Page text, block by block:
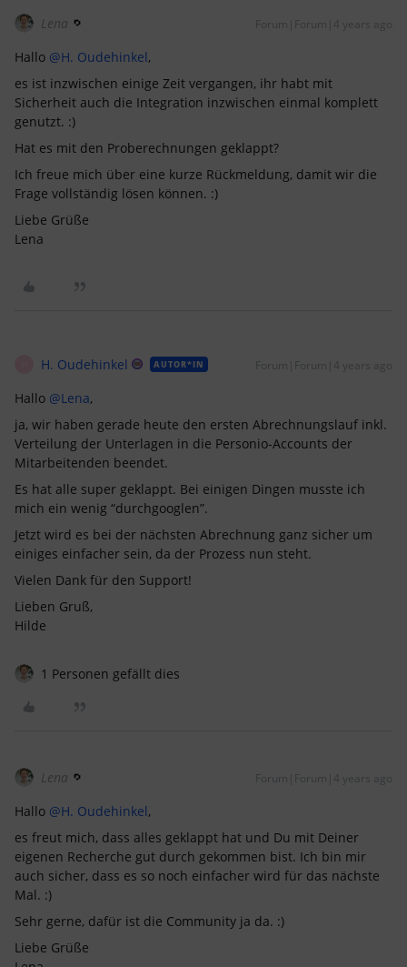
Lena Forum|Forum|4 years ago
Hallo @H. Oudehinkel,
es ist inzwischen einige Zeit vergangen, ihr habt mit
Sicherheit auch die Integration inzwischen einmal komplett
genutzt. :)
Hat es mit den Proberechnungen geklappt?
Ich freue mich über eine kurze Rückmeldung, damit wir die
Frage vollständig lösen können. :)
Liebe Grüße
Lena
H. Oudehinkel AUTOR*IN Forum|Forum|4 years ago
Hallo @Lena,
ja, wir haben gerade heute den ersten Abrechnungslauf inkl.
Verteilung der Unterlagen in die Personio-Accounts der
Mitarbeitenden beendet.
Es hat alle super geklappt. Bei einigen Dingen musste ich
mich ein wenig “durchgooglen”.
Jetzt wird es bei der nächsten Abrechnung ganz sicher um
einiges einfacher sein, da der Prozess nun steht.
Vielen Dank für den Support!
Lieben Gruß,
Hilde
1 Personen gefällt dies
Lena Forum|Forum|4 years ago
Hallo @H. Oudehinkel,
es freut mich, dass alles geklappt hat und Du mit Deiner
eigenen Recherche gut durch gekommen bist. Ich bin mir
auch sicher, dass es so noch einfacher wird für das nächste
Mal. :)
Sehr gerne, dafür ist die Community ja da. :)
Liebe Grüße